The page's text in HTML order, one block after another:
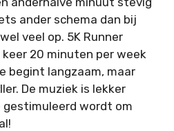
ander schema dan bij
veel op. 5K Runner
20 minuten per week
begint langzaam, maar
De muziek is lekker
wordt om